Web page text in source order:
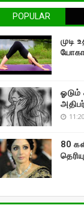
POPULAR
முடி
ஓடும்
80